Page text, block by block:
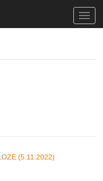
(5.11.2022)